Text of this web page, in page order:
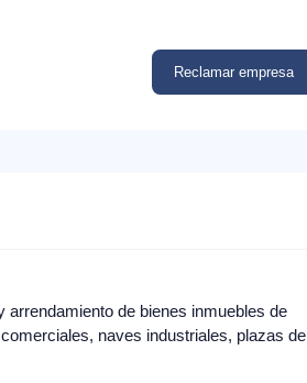
Reclamar empresa
arrendamiento de bienes inmuebles de
naves industriales, plazas de